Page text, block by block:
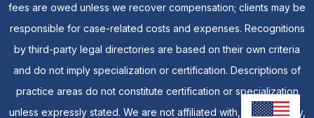
fees are owed unless we recover compensation; clients may be
responsible for case-related costs and expenses. Recognitions
by third-party legal directories are based on their own criteria
and do not imply specialization or certification. Descriptions of
practice areas do not constitute certification or specialization
unless expressly stated. We are not affiliated with, endorsed by,